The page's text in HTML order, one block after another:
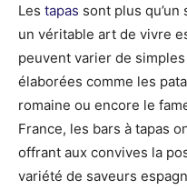
Les tapas sont plus
un véritable art de vivre
peuvent varier de
élaborées comme les
romaine ou encore le
France, les bars à tapas
offrant aux convives la
variété de saveurs